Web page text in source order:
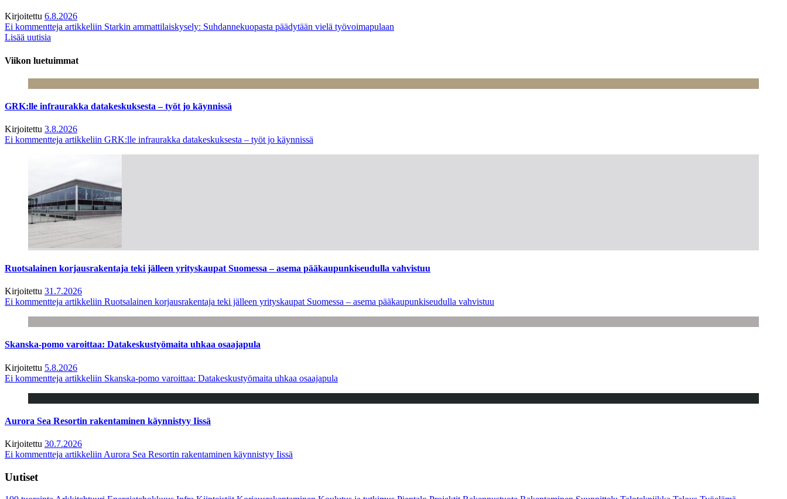
Kirjoitettu 6.8.2026
Ei kommentteja artikkeliin Starkin ammattilaiskysely: Suhdannekuopasta päädytään vielä työvoimapulaan
Lisää uutisia
Viikon luetuimmat
GRK:lle infraurakka datakeskuksesta – työt jo käynnissä
Kirjoitettu 3.8.2026
Ei kommentteja artikkeliin GRK:lle infraurakka datakeskuksesta – työt jo käynnissä
Ruotsalainen korjausrakentaja teki jälleen yrityskaupat Suomessa – asema pääkaupunkiseudulla vahvistuu
Kirjoitettu 31.7.2026
Ei kommentteja artikkeliin Ruotsalainen korjausrakentaja teki jälleen yrityskaupat Suomessa – asema pääkaupunkiseudulla vahvistuu
Skanska-pomo varoittaa: Datakeskustyömaita uhkaa osaajapula
Kirjoitettu 5.8.2026
Ei kommentteja artikkeliin Skanska-pomo varoittaa: Datakeskustyömaita uhkaa osaajapula
Aurora Sea Resortin rakentaminen käynnistyy Iissä
Kirjoitettu 30.7.2026
Ei kommentteja artikkeliin Aurora Sea Resortin rakentaminen käynnistyy Iissä
Uutiset